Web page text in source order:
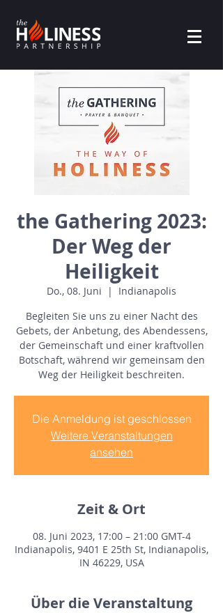
the Gathering 2023:
Der Weg der
Heiligkeit
Do., 08. Juni
  |
Indianapolis
Begleiten Sie uns zu einer Nacht des
Gebets, der Anbetung, des Abendessens,
der Gemeinschaft und einer kraftvollen
Botschaft, während wir gemeinsam den
Weg der Heiligkeit beschreiten.
Die Anmeldung ist geschlossen
Weitere Veranstaltungen
ansehen
Zeit & Ort
08. Juni 2023, 17:00 – 21:00 GMT-4
Indianapolis, 9401 E 25th St, Indianapolis,
IN 46229, USA
Über die Veranstaltung